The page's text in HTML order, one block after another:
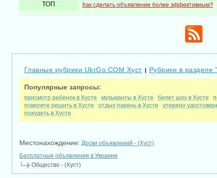
ТОП Как сделать объявление более эффективным?
Главные рубрики UkrGo.COM Хуст | Рубрики в разделе
Популярные запросы:
присмотр ребенок в Хусте музыканты в Хусте билет шоу в Хусте
помогите решить в Хусте
отдых парень в Хусте
утеряно
похудеть в Хусте
Местонахождение: Доски объявлений - (Хуст)
Бесплатные объявления в Украине
Общество - (Хуст)